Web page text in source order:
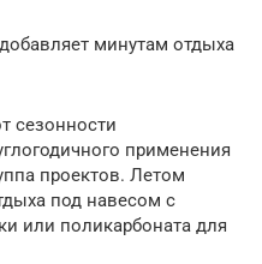
минутам отдыха
сезонности
применения
проектов. Летом
под навесом с
или поликарбоната для